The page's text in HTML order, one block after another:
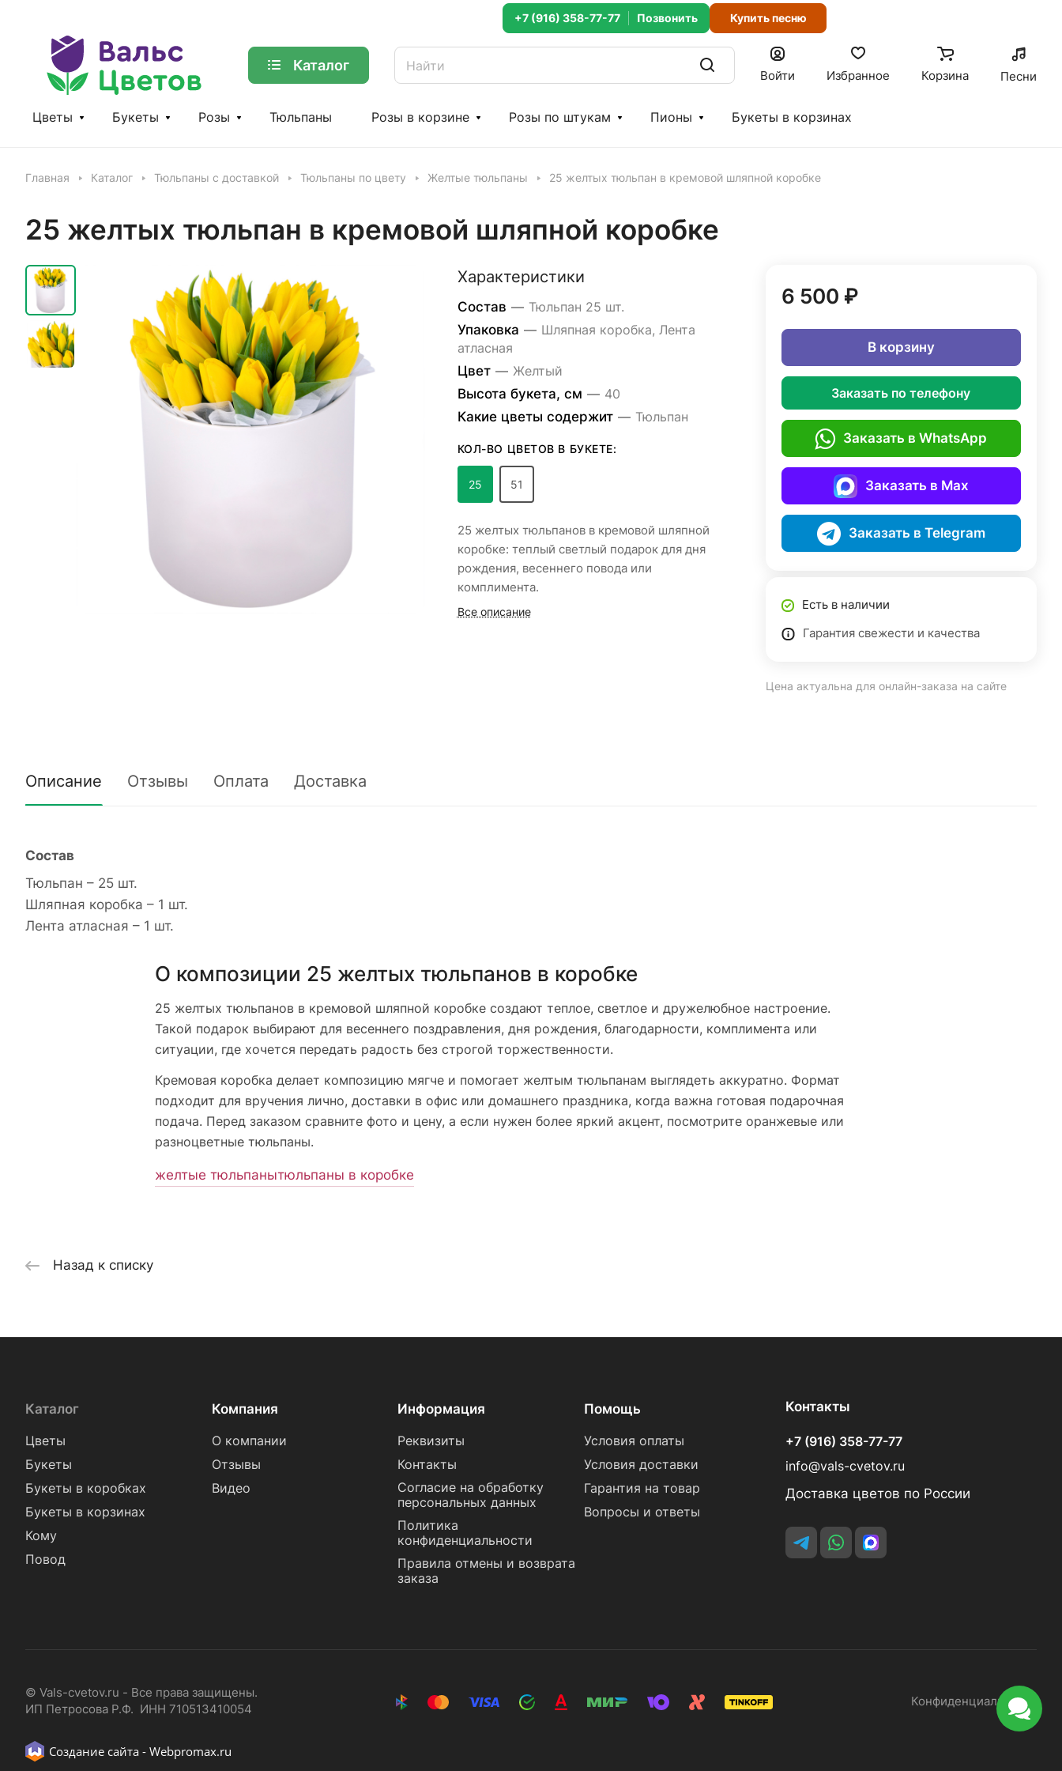
+7 (916) 358-77-77 Купить песню
Каталог
Войти Избранное Корзина Песни
Цветы Букеты Розы Тюльпаны Розы в корзине Розы по штукам Пионы Букеты в корзинах
Главная Каталог Тюльпаны с доставкой Тюльпаны по цвету Желтые тюльпаны 25 желтых тюльпан в кремовой шляпной коробке
25 желтых тюльпан в кремовой шляпной коробке
Характеристики
Состав — Тюльпан 25 шт.
Упаковка — Шляпная коробка, Лента
атласная
Цвет — Желтый
Высота букета, см — 40
Какие цветы содержит — Тюльпан
КОЛ-ВО ЦВЕТОВ В БУКЕТЕ:
25 51
25 желтых тюльпанов в кремовой шляпной
коробке: теплый светлый подарок для дня
рождения, весеннего повода или
комплимента.
Все описание
6 500 ₽
В корзину
Заказать по телефону
Заказать в WhatsApp
Заказать в Max
Заказать в Telegram
Есть в наличии
Гарантия свежести и качества
Цена актуальна для онлайн-заказа на сайте
Описание Отзывы Оплата Доставка
Состав
Тюльпан – 25 шт.
Шляпная коробка – 1 шт.
Лента атласная – 1 шт.
О композиции 25 желтых тюльпанов в коробке
25 желтых тюльпанов в кремовой шляпной коробке создают теплое, светлое и дружелюбное настроение.
Такой подарок выбирают для весеннего поздравления, дня рождения, благодарности, комплимента или
ситуации, где хочется передать радость без строгой торжественности.
Кремовая коробка делает композицию мягче и помогает желтым тюльпанам выглядеть аккуратно. Формат
подходит для вручения лично, доставки в офис или домашнего праздника, когда важна готовая подарочная
подача. Перед заказом сравните фото и цену, а если нужен более яркий акцент, посмотрите оранжевые или
разноцветные тюльпаны.
желтые тюльпанытюльпаны в коробке
Назад к списку
Каталог
Цветы
Букеты
Букеты в коробках
Букеты в корзинах
Кому
Повод
Компания
О компании
Отзывы
Видео
Информация
Реквизиты
Контакты
Согласие на обработку
персональных данных
Политика
конфиденциальности
Правила отмены и возврата
заказа
Помощь
Условия оплаты
Условия доставки
Гарантия на товар
Вопросы и ответы
Контакты
+7 (916) 358-77-77
info@vals-cvetov.ru
Доставка цветов по России
© Vals-cvetov.ru - Все права защищены.
ИП Петросова Р.Ф. ИНН 710513410054
Конфиденциальность
Создание сайта - Webpromax.ru